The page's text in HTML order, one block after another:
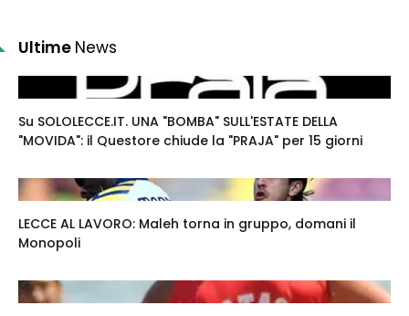
Ultime News
Su SOLOLECCE.IT. UNA "BOMBA" SULL'ESTATE DELLA
"MOVIDA": il Questore chiude la "PRAJA" per 15 giorni
LECCE AL LAVORO: Maleh torna in gruppo, domani il
Monopoli